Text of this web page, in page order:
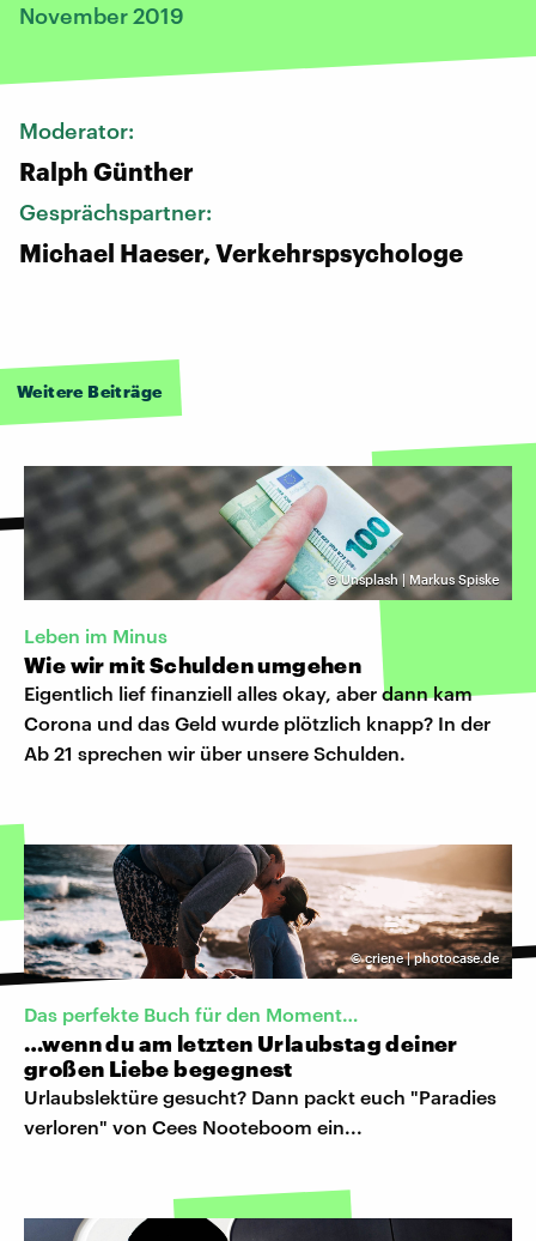
November 2019
Moderator:
Ralph Günther
Gesprächspartner:
Michael Haeser, Verkehrspsychologe
Weitere Beiträge
©Unsplash | Markus Spiske
Leben im Minus
Wie wir mit Schulden umgehen
Eigentlich lief finanziell alles okay, aber dann kam
Corona und das Geld wurde plötzlich knapp? In der
Ab 21 sprechen wir über unsere Schulden.
©criene | photocase.de
Das perfekte Buch für den Moment…
…wenn du am letzten Urlaubstag deiner
großen Liebe begegnest
Urlaubslektüre gesucht? Dann packt euch "Paradies
verloren" von Cees Nooteboom ein...